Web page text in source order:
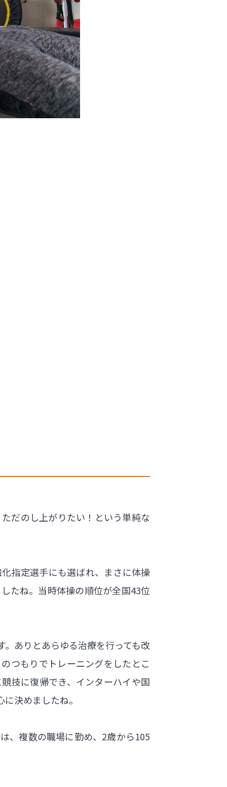
だのし上がりたい！という単純な
指定選手にも選ばれ、まさに体操
たね。当時体操の順位が全国43位
ありとあらゆる治療を行っても改
つもりでトレーニングをしたとこ
技に復帰でき、インターハイや国
決めましたね。
、複数の職場に勤め、2歳から105